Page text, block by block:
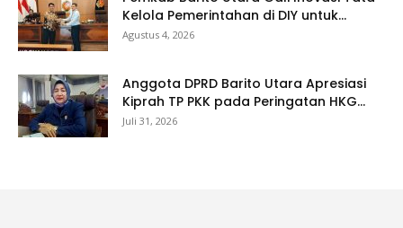
Kelola Pemerintahan di DIY untuk...
Agustus 4, 2026
Anggota DPRD Barito Utara Apresiasi
Kiprah TP PKK pada Peringatan HKG...
Juli 31, 2026